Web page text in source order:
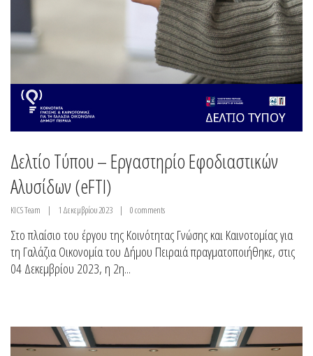
Δελτίο Τύπου – Εργαστηρίο Εφοδιαστικών
Αλυσίδων (eFTI)
KICS Team 1 Δεκεμβρίου 2023 0 comments
Στο πλαίσιο του έργου της Κοινότητας Γνώσης και Καινοτομίας για
τη Γαλάζια Οικονομία του Δήμου Πειραιά πραγματοποιήθηκε, στις
04 Δεκεμβρίου 2023, η 2η...